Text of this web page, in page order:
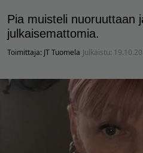
Pia muisteli nuoruuttaan
julkaisemattomia.
Toimittaja: JT Tuomela Julkaistu: